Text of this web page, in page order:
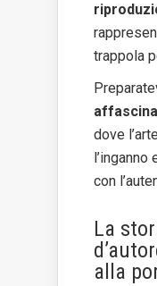
trappola
dove
con
La
alla